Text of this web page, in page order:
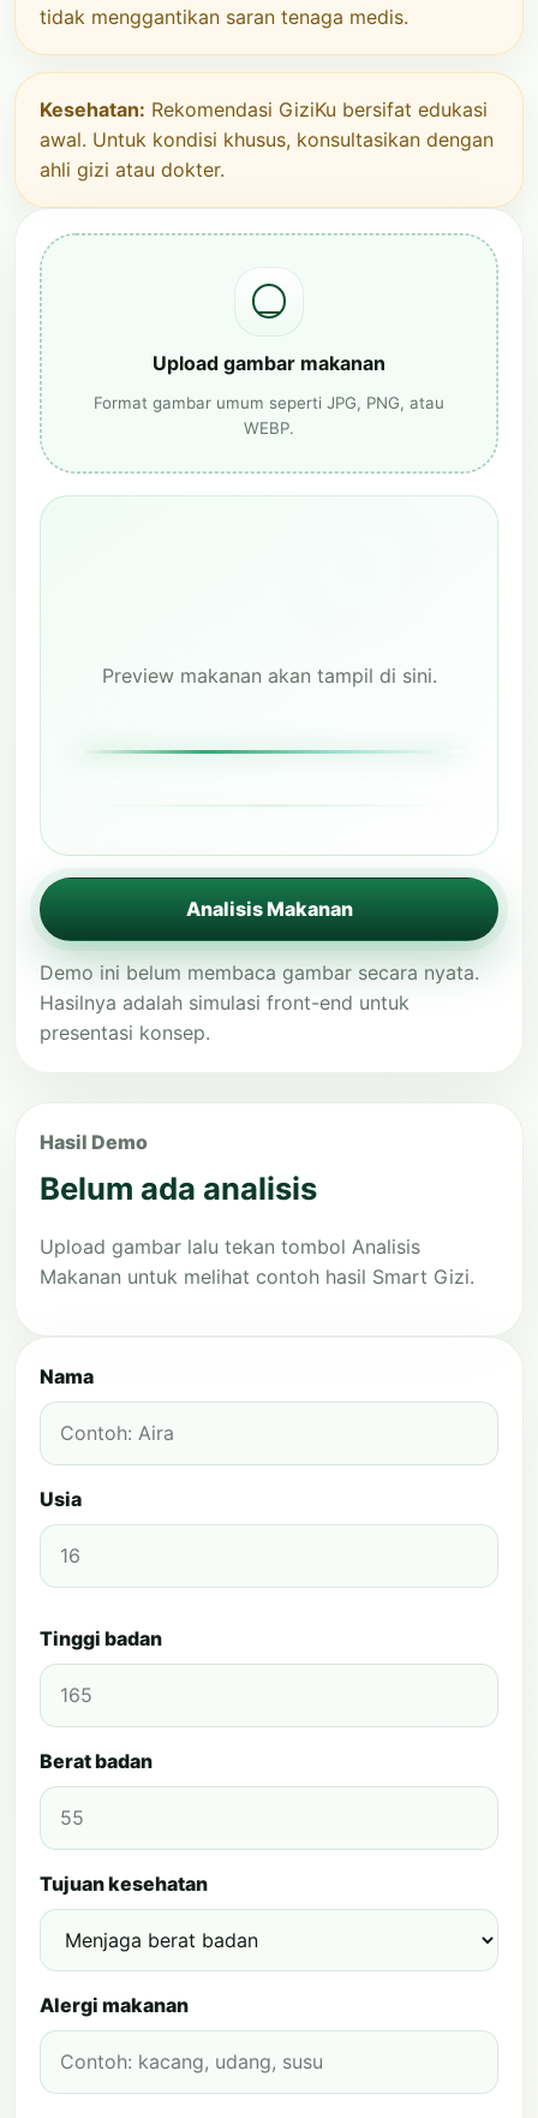
tidak menggantikan saran tenaga medis.
Kesehatan: Rekomendasi GiziKu bersifat edukasi
awal. Untuk kondisi khusus, konsultasikan dengan
ahli gizi atau dokter.
Upload gambar makanan
Format gambar umum seperti JPG, PNG, atau
WEBP.
Preview makanan akan tampil di sini.
Analisis Makanan
Demo ini belum membaca gambar secara nyata.
Hasilnya adalah simulasi front-end untuk
presentasi konsep.
Hasil Demo
Belum ada analisis
Upload gambar lalu tekan tombol Analisis
Makanan untuk melihat contoh hasil Smart Gizi.
Nama
Usia
Tinggi badan
Berat badan
Tujuan kesehatan
Alergi makanan